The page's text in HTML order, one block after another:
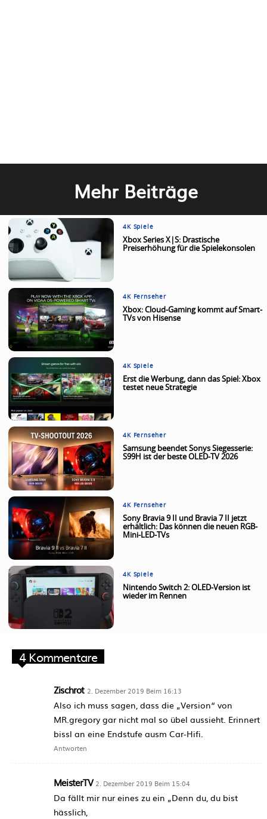
Mehr Beiträge
4K Spiele
Xbox Series X|S: Drastische
Preiserhöhung für die Spielekonsolen
4K Fernseher
Xbox: Cloud-Gaming kommt auf Smart-
TVs von Hisense
4K Spiele
Erst die Werbung, dann das Spiel: Xbox
testet neue Strategie
4K Fernseher
Samsung beendet Sonys Siegesserie:
S99H ist der beste OLED-TV 2026
4K Fernseher
Sony Bravia 9 II und Bravia 7 II jetzt
erhältlich: Das können die neuen RGB-
Mini-LED-TVs
4K Spiele
Nintendo Switch 2: OLED-Version ist
wieder im Rennen
4 Kommentare
Zischrot 2. Dezember 2019 Beim 16:13
Also ich muss sagen, dass die „Version“ von
MR.gregory gar nicht mal so übel aussieht. Erinnert
bissl an eine Endstufe ausm Car-Hifi.
Antworten
MeisterTV 2. Dezember 2019 Beim 15:04
Da fällt mir nur eines zu ein „Denn du, du bist
hässlich,